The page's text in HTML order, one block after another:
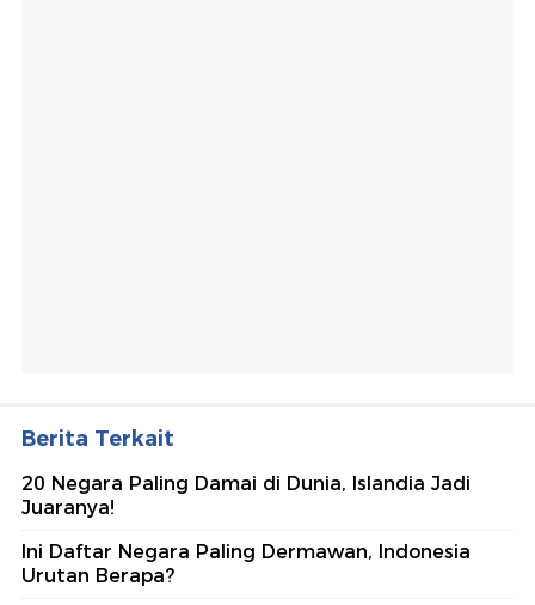
Berita Terkait
20 Negara Paling Damai di Dunia, Islandia Jadi
Juaranya!
Ini Daftar Negara Paling Dermawan, Indonesia
Urutan Berapa?